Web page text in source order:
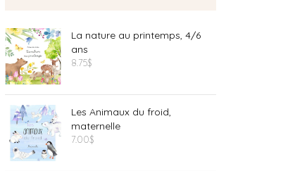
La nature au printemps, 4/6
ans
8.75$
Les Animaux du froid,
maternelle
7.00$